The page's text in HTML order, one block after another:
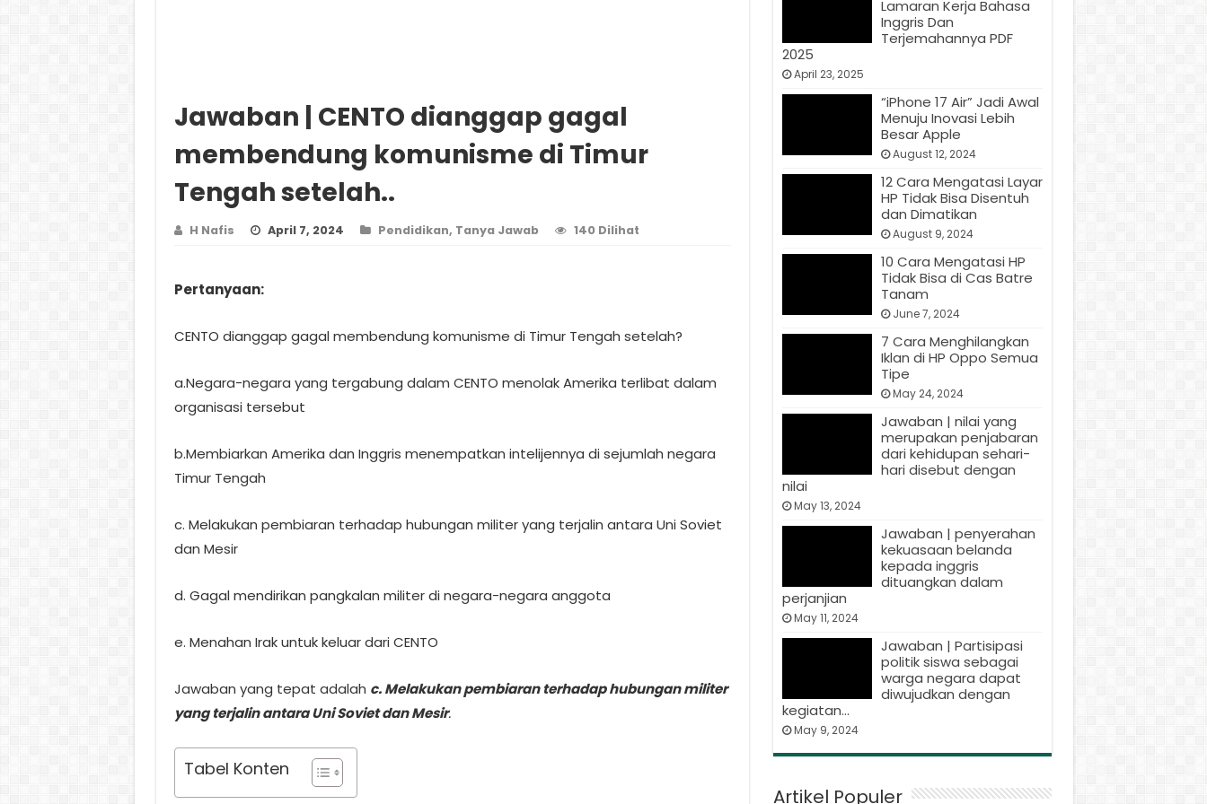
Jawaban | CENTO dianggap gagal
membendung komunisme di Timur
Tengah setelah..
H Nafis April 7, 2024 Pendidikan, Tanya Jawab 140 Dilihat
Pertanyaan:
CENTO dianggap gagal membendung komunisme di Timur Tengah setelah?
a.Negara-negara yang tergabung dalam CENTO menolak Amerika terlibat dalam
organisasi tersebut
b.Membiarkan Amerika dan Inggris menempatkan intelijennya di sejumlah negara
Timur Tengah
c. Melakukan pembiaran terhadap hubungan militer yang terjalin antara Uni Soviet
dan Mesir
d. Gagal mendirikan pangkalan militer di negara-negara anggota
e. Menahan Irak untuk keluar dari CENTO
Jawaban yang tepat adalah c. Melakukan pembiaran terhadap hubungan militer
yang terjalin antara Uni Soviet dan Mesir.
Tabel Konten
Lamaran Kerja Bahasa
Inggris Dan
Terjemahannya PDF
2025
April 23, 2025
“iPhone 17 Air” Jadi Awal
Menuju Inovasi Lebih
Besar Apple
August 12, 2024
12 Cara Mengatasi Layar
HP Tidak Bisa Disentuh
dan Dimatikan
August 9, 2024
10 Cara Mengatasi HP
Tidak Bisa di Cas Batre
Tanam
June 7, 2024
7 Cara Menghilangkan
Iklan di HP Oppo Semua
Tipe
May 24, 2024
Jawaban | nilai yang
merupakan penjabaran
dari kehidupan sehari-
hari disebut dengan
nilai
May 13, 2024
Jawaban | penyerahan
kekuasaan belanda
kepada inggris
dituangkan dalam
perjanjian
May 11, 2024
Jawaban | Partisipasi
politik siswa sebagai
warga negara dapat
diwujudkan dengan
kegiatan…
May 9, 2024
Artikel Populer